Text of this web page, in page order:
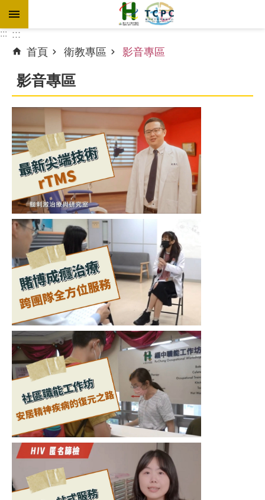
跳到主要內容區塊
進
搜
尋
訊
息
區
認
本
院
就
醫
指
南
特
色
醫
療
衛
教
專
::: :::
首頁
衛教專區 影音專區
影音專區